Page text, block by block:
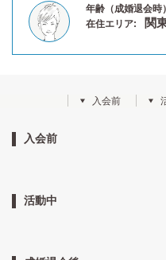
年齢（成婚退会時
在住エリア: 関
入会前
入会前
活動中